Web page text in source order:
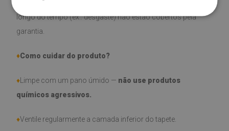
Por favor, lembre-se de que danos causados pelo uso ao
longo do tempo (ex.: desgaste) não estão cobertos pela
garantia.
♦Como cuidar do produto?
♦ Limpe com um pano úmido — não use produtos
químicos agressivos.
♦Ventile regularmente a camada inferior do tapete.